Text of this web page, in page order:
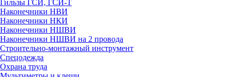
Гильзы ГСИ, ГСИ-Т
Наконечники НВИ
Наконечники НКИ
Наконечники НШВИ
Наконечники НШВИ на 2 провода
Строительно-монтажный инструмент
Спецодежда
Охрана труда